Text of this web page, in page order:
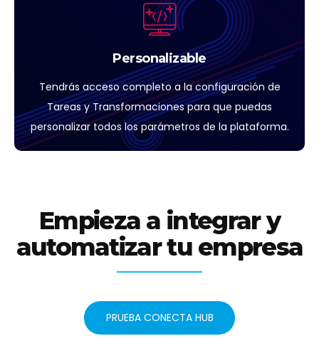
Personalizable
Tendrás acceso completo a la configuración de
Tareas y Transformaciones para que puedas
personalizar todos los parámetros de la plataforma.
Empieza a integrar y
automatizar tu empresa
PRUEBA CONECTA HUB